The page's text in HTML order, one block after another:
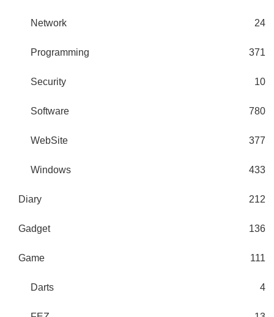
Network 24
Programming 371
Security 10
Software 780
WebSite 377
Windows 433
Diary 212
Gadget 136
Game 111
Darts 4